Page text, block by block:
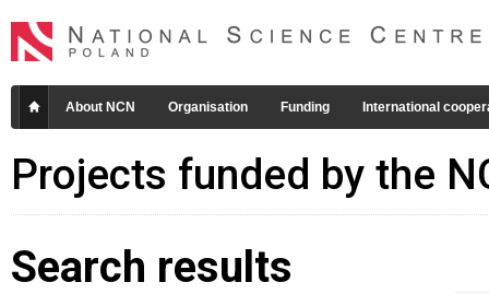
About NCN Organisation Funding International
Projects funded by the
Search results